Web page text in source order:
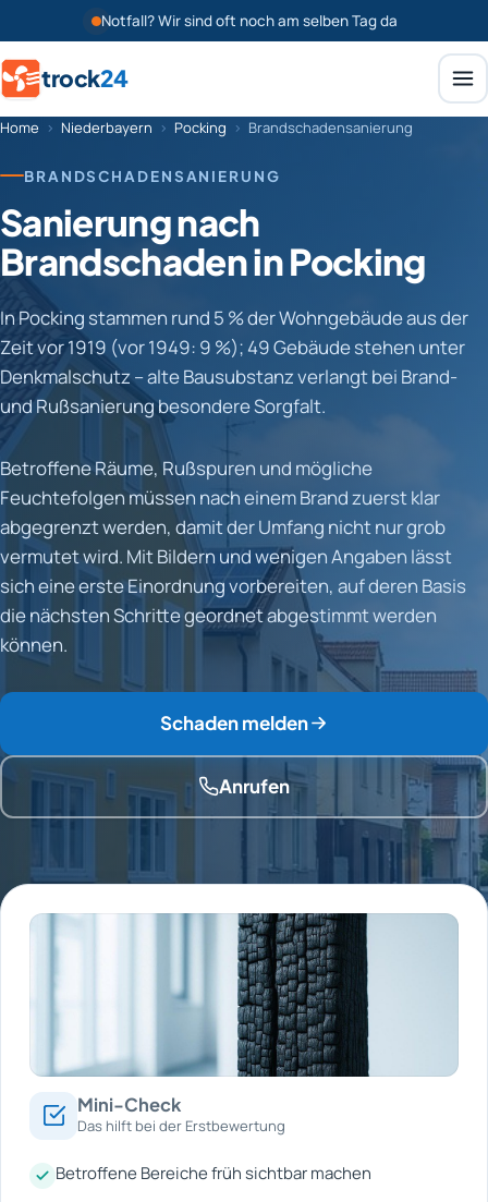
Notfall? Wir sind oft noch am selben Tag da
trock24
Home › Niederbayern › Pocking › Brandschadensanierung
BRANDSCHADENSANIERUNG
Sanierung nach
Brandschaden in Pocking
In Pocking stammen rund 5 % der Wohngebäude aus der
Zeit vor 1919 (vor 1949: 9 %); 49 Gebäude stehen unter
Denkmalschutz – alte Bausubstanz verlangt bei Brand-
und Rußsanierung besondere Sorgfalt.
Betroffene Räume, Rußspuren und mögliche
Feuchtefolgen müssen nach einem Brand zuerst klar
abgegrenzt werden, damit der Umfang nicht nur grob
vermutet wird. Mit Bildern und wenigen Angaben lässt
sich eine erste Einordnung vorbereiten, auf deren Basis
die nächsten Schritte geordnet abgestimmt werden
können.
Schaden melden
Anrufen
Mini-Check
Das hilft bei der Erstbewertung
Betroffene Bereiche früh sichtbar machen